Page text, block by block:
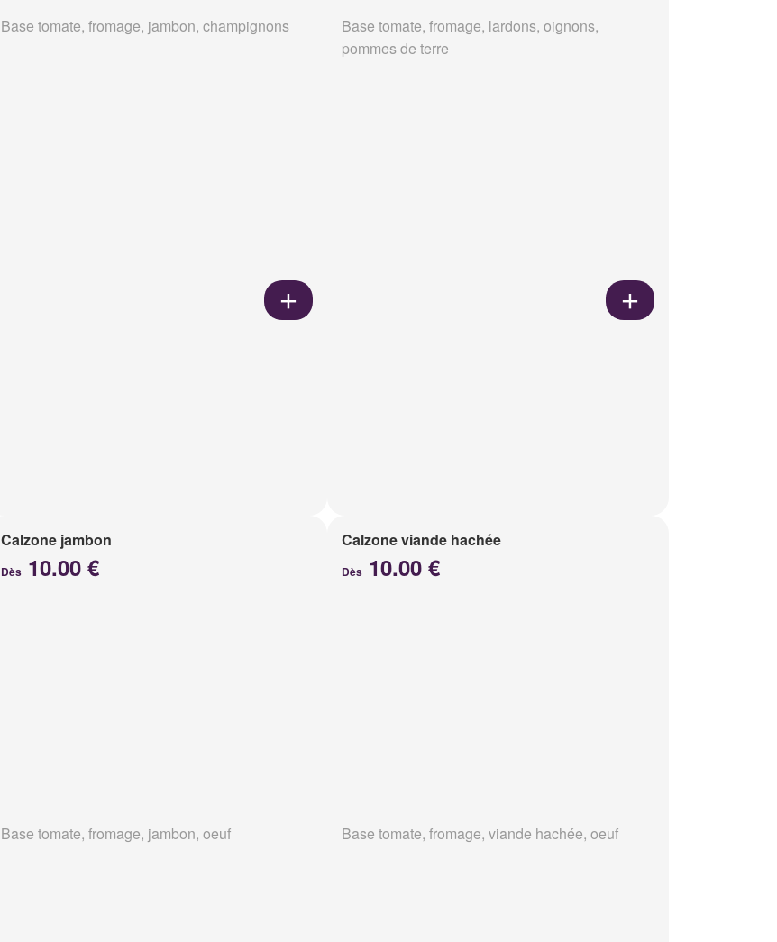
Base tomate, fromage, jambon, champignons
Base tomate, fromage, lardons, oignons,
pommes de terre
Calzone jambon
Dès10.00 €
Base tomate, fromage, jambon, oeuf
Calzone viande hachée
Dès 10.00 €
Base tomate, fromage, viande hachée, oeuf